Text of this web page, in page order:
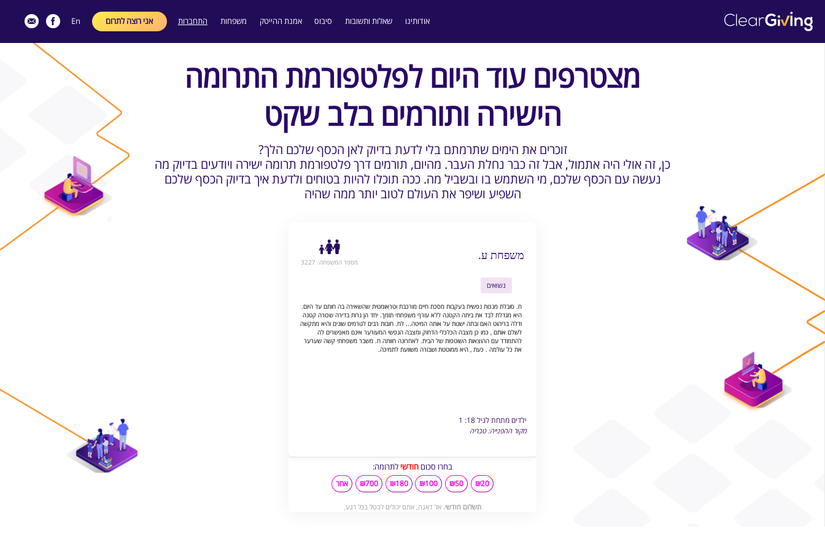
אודותינו שאלות ותשובות סיבוס אמנת ההייטק משפחות התחברות אני רוצה לתרום En
מצטרפים עוד היום לפלטפורמת התרומה
הישירה ותורמים בלב שקט
?זוכרים את הימים שתרמתם בלי לדעת בדיוק לאן הכסף שלכם הלך
כן, זה אולי היה אתמול, אבל זה כבר נחלת העבר. מהיום, תורמים דרך פלטפורמת תרומה ישירה ויודעים בדיוק מה
נעשה עם הכסף שלכם, מי השתמש בו ובשביל מה. ככה תוכלו להיות בטוחים ולדעת איך בדיוק הכסף שלכם
השפיע ושיפר את העולם לטוב יותר ממה שהיה
מספר המשפחה: 3227
משפחת ע.
נשואים
ח. סובלת מנכות נפשית בעקבות מסכת חיים מורכבת וטראומטית שהשאירה בה חותם עד היום.
היא מגדלת לבד את ביתה הקטנה ללא עורף משפחתי תומך. יחד הן גרות בדירה שכורה קטנה
ודלה בריהוט האם ובתה ישנות על אותה המיטה... לח. חובות רבים לגורמים שונים והיא מתקשה
לשלם אותם , כמו כן מצבה הכלכלי הדחוק ומצבה הנפשי המעורער אינם מאפשרים לה
להתמודד עם ההוצאות השוטפות של הבית. לאחרונה חוותה ח. משבר משפחתי קשה שערער
את כל עולמה . כעת , היא ממוטטת ושבורה משוועת לתמיכה.
ילדים מתחת לגיל 18: 1
מקור ההפנייה: טבריה
בחרו סכום חודשי לתרומה:
₪20
₪50
₪100
₪180
₪700 אחר
תשלום חודשי. אל דאגה, אתם יכולים לבטל בכל רגע.